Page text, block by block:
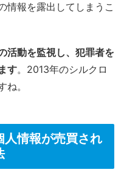
情報を露出してしまうこ
活動を監視し、犯罪者を
す。2013年のシルクロ
。
人情報が売買され